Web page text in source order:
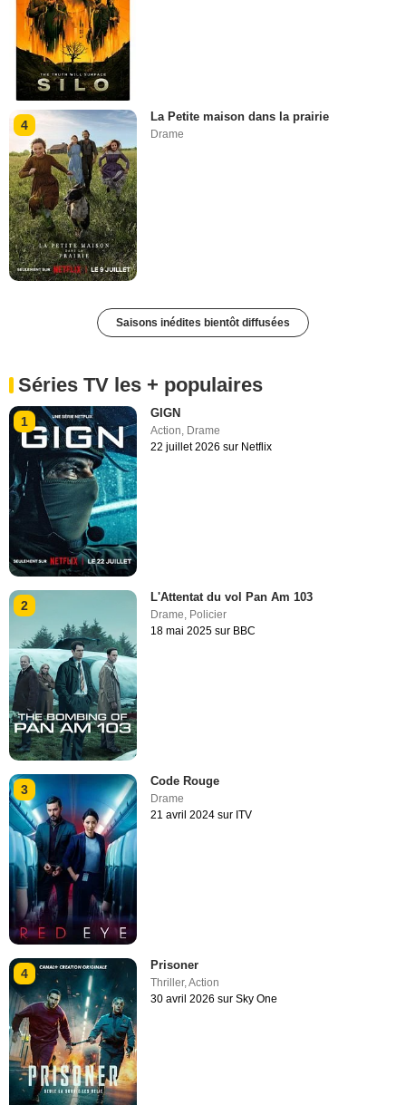
4
La Petite maison dans la prairie
Drame
Saisons inédites bientôt diffusées
Séries TV les + populaires
1
GIGN
Action Drame
22 juillet 2026 sur Netflix
2
L'Attentat du vol Pan Am 103
Drame, Policier
18 mai 2025 sur BBC
3
Code Rouge
Drame
21 avril 2024 sur ITV
4
Prisoner
Thriller,Action
30 avril 2026 sur Sky One